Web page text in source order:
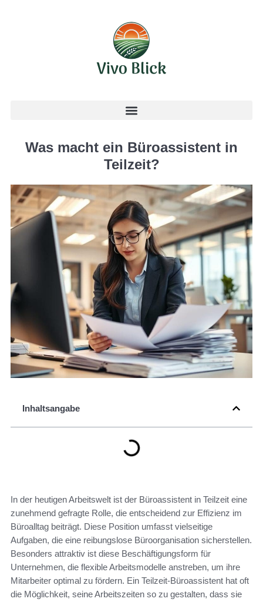
Was macht ein Büroassistent in
Teilzeit?
Inhaltsangabe
In der heutigen Arbeitswelt ist der Büroassistent in Teilzeit eine
zunehmend gefragte Rolle, die entscheidend zur Effizienz im
Büroalltag beiträgt. Diese Position umfasst vielseitige
Aufgaben, die eine reibungslose Büroorganisation sicherstellen.
Besonders attraktiv ist diese Beschäftigungsform für
Unternehmen, die flexible Arbeitsmodelle anstreben, um ihre
Mitarbeiter optimal zu fördern. Ein Teilzeit-Büroassistent hat oft
die Möglichkeit, seine Arbeitszeiten so zu gestalten, dass sie